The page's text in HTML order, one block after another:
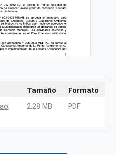
Tamaño
Formato
2.28 MB PDF